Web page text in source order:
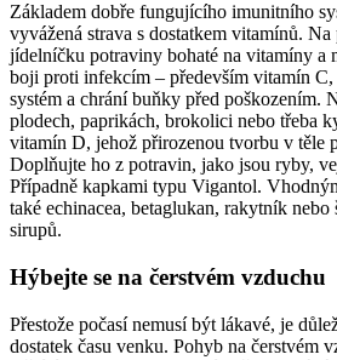
Základem dobře fungujícího imunitního
vyvážená strava s dostatkem vitamínů.
jídelníčku potraviny bohaté na vitamíny a
boji proti infekcím – především vitamín
systém a chrání buňky před poškozením.
plodech, paprikách, brokolici nebo třeba
vitamín D, jehož přirozenou tvorbu v těle
Doplňujte ho z potravin, jako jsou ryby,
Případně kapkami typu Vigantol.
také echinacea, betaglukan, rakytník nebo
sirupů.
Hýbejte se na čerstvém vzduchu
Přestože počasí nemusí být lákavé, je
dostatek času venku. Pohyb na čerstvém